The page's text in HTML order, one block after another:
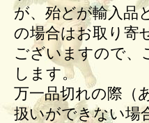
が、殆どが輸入品
の場合はお取り寄
ございますので、
します。
万一品切れの際（
扱いができない場